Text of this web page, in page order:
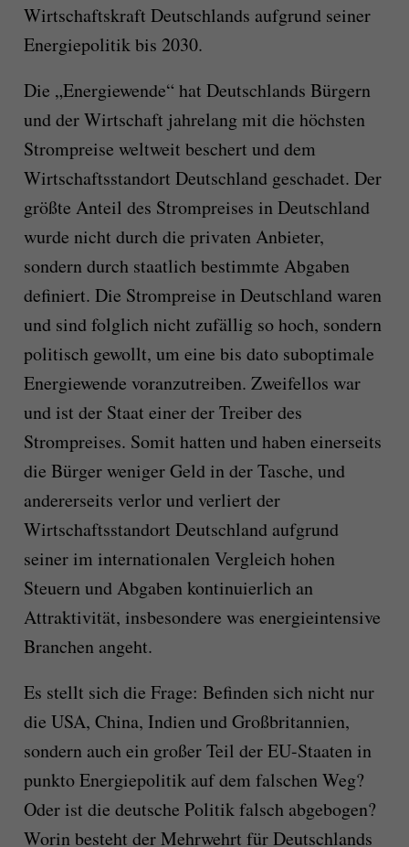
Wirtschaftskraft Deutschlands aufgrund seiner
Energiepolitik bis 2030.
Die „Energiewende“ hat Deutschlands Bürgern
und der Wirtschaft jahrelang mit die höchsten
Strompreise weltweit beschert und dem
Wirtschaftsstandort Deutschland geschadet. Der
größte Anteil des Strompreises in Deutschland
wurde nicht durch die privaten Anbieter,
sondern durch staatlich bestimmte Abgaben
definiert. Die Strompreise in Deutschland waren
und sind folglich nicht zufällig so hoch, sondern
politisch gewollt, um eine bis dato suboptimale
Energiewende voranzutreiben. Zweifellos war
und ist der Staat einer der Treiber des
Strompreises. Somit hatten und haben einerseits
die Bürger weniger Geld in der Tasche, und
andererseits verlor und verliert der
Wirtschaftsstandort Deutschland aufgrund
seiner im internationalen Vergleich hohen
Steuern und Abgaben kontinuierlich an
Attraktivität, insbesondere was energieintensive
Branchen angeht.
Es stellt sich die Frage: Befinden sich nicht nur
die USA, China, Indien und Großbritannien,
sondern auch ein großer Teil der EU-Staaten in
punkto Energiepolitik auf dem falschen Weg?
Oder ist die deutsche Politik falsch abgebogen?
Worin besteht der Mehrwehrt für Deutschlands